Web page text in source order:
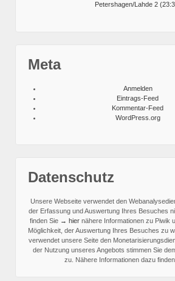
Petershagen/Lahde 2
Meta
Anmelden
Eintrags-Feed
Kommentar-Feed
WordPress.org
Datenschutz
Unsere Webseite verwendet den
der Erfassung und Auswertung Ihres Besuches
finden Sie → hier nähere Informationen zu Piwik
Möglichkeit, der Auswertung Ihres Besuches zu
verwendet unsere Seite den
der Nutzung unseres Angebots stimmen Sie
zu. Nähere Informationen dazu